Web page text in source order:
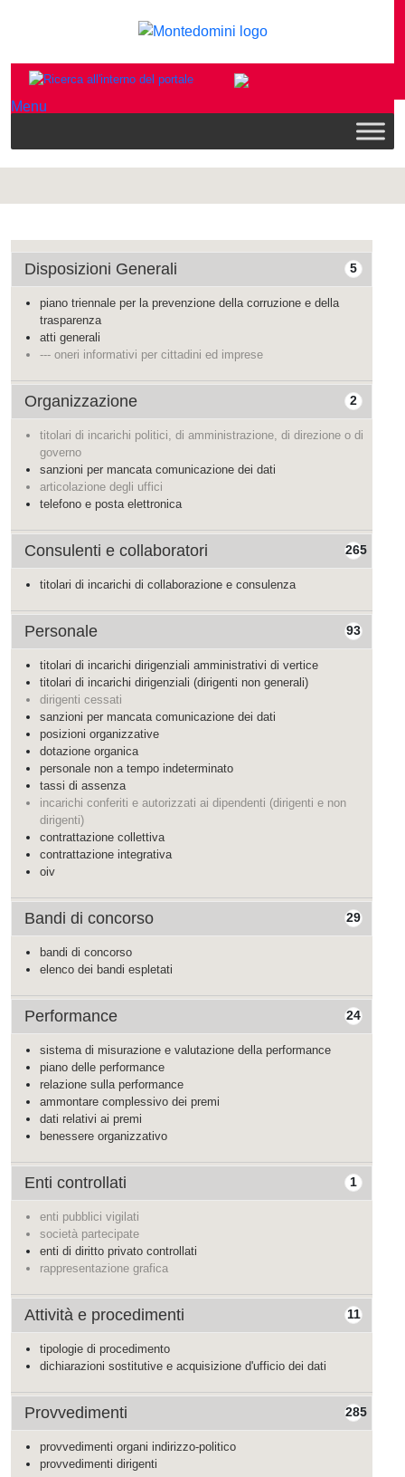
Menu
5
Disposizioni Generali
piano triennale per la prevenzione della corruzione e della
trasparenza
atti generali
--- oneri informativi per cittadini ed imprese
2
Organizzazione
titolari di incarichi politici, di amministrazione, di direzione o di
governo
sanzioni per mancata comunicazione dei dati
articolazione degli uffici
telefono e posta elettronica
265
Consulenti e collaboratori
titolari di incarichi di collaborazione e consulenza
93
Personale
titolari di incarichi dirigenziali amministrativi di vertice
titolari di incarichi dirigenziali (dirigenti non generali)
dirigenti cessati
sanzioni per mancata comunicazione dei dati
posizioni organizzative
dotazione organica
personale non a tempo indeterminato
tassi di assenza
incarichi conferiti e autorizzati ai dipendenti (dirigenti e non
dirigenti)
contrattazione collettiva
contrattazione integrativa
oiv
29
Bandi di concorso
bandi di concorso
elenco dei bandi espletati
24
Performance
sistema di misurazione e valutazione della performance
piano delle performance
relazione sulla performance
ammontare complessivo dei premi
dati relativi ai premi
benessere organizzativo
1
Enti controllati
enti pubblici vigilati
società partecipate
enti di diritto privato controllati
rappresentazione grafica
11
Attività e procedimenti
tipologie di procedimento
dichiarazioni sostitutive e acquisizione d'ufficio dei dati
285
Provvedimenti
provvedimenti organi indirizzo-politico
provvedimenti dirigenti